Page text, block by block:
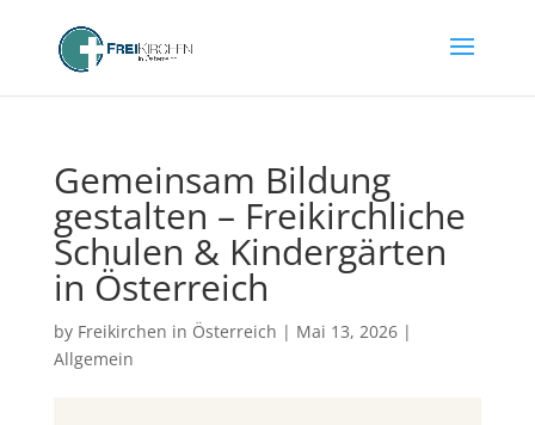
Gemeinsam Bildung
gestalten – Freikirchliche
Schulen & Kindergärten
in Österreich
by Freikirchen in Österreich | Mai 13, 2026|
Allgemein